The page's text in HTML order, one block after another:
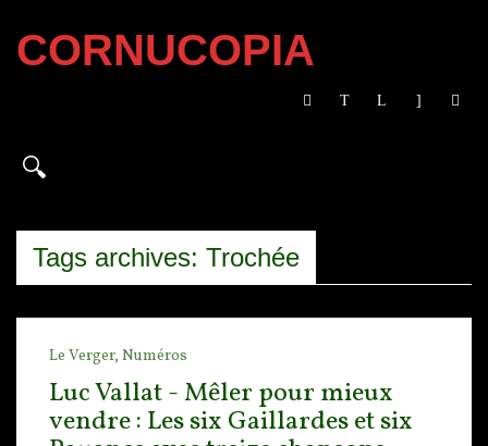
CORNUCOPIA
Tags archives: Trochée
Le Verger, Numéros
Luc Vallat - Mêler pour mieux
vendre : Les six Gaillardes et six